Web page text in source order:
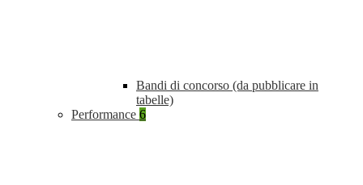
Bandi di concorso (da pubblicare in
tabelle)
Performance 6